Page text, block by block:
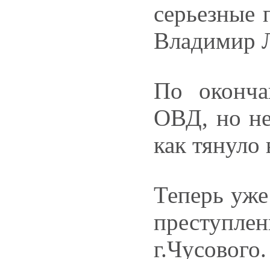
Владимир
По
ОВД, но
как тянуло
Теперь